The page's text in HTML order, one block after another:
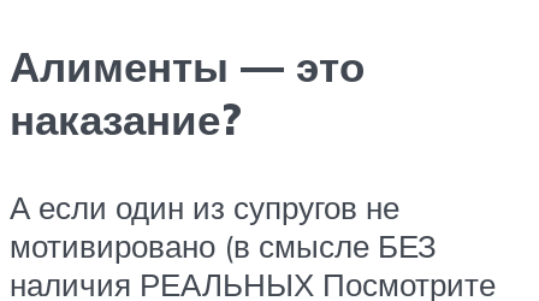
Алименты — это
наказание?
А если один из супругов не
мотивировано (в смысле БЕЗ
наличия РЕАЛЬНЫХ Посмотрите